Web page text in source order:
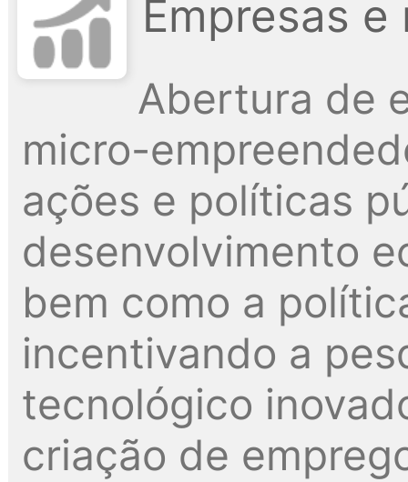
Empresas
Abertura de
micro-
ações e políticas
desenvolvimento
bem como a
incentivando a
tecnológico
criação de